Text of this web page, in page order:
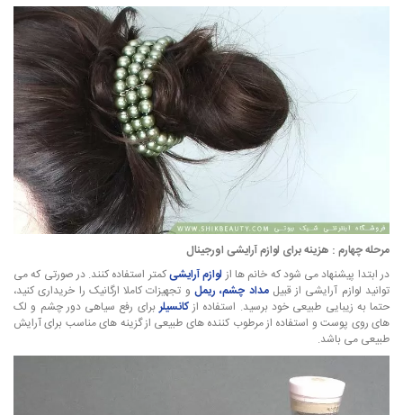
مرحله چهارم : هزینه برای لوازم آرایشی اورجینال
در ابتدا پیشنهاد می شود که خانم ها از لوازم آرایشیکمتر استفاده کنند. در صورتی که می
توانید لوازم آرایشی از قبیل مداد چشم، ریمل و تجهیزات کاملا ارگانیک را خریداری کنید،
حتما به زیبایی طبیعی خود برسید. استفاده از کانسیلربرای رفع سیاهی دور چشم و لک
های روی پوست و استفاده از مرطوب کننده های طبیعی از گزینه های مناسب برای آرایش
طبیعی می باشد.